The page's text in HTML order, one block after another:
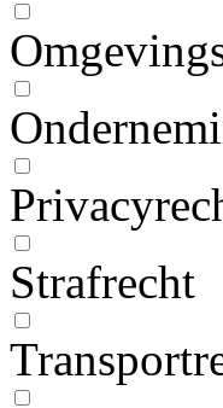
Strafrecht